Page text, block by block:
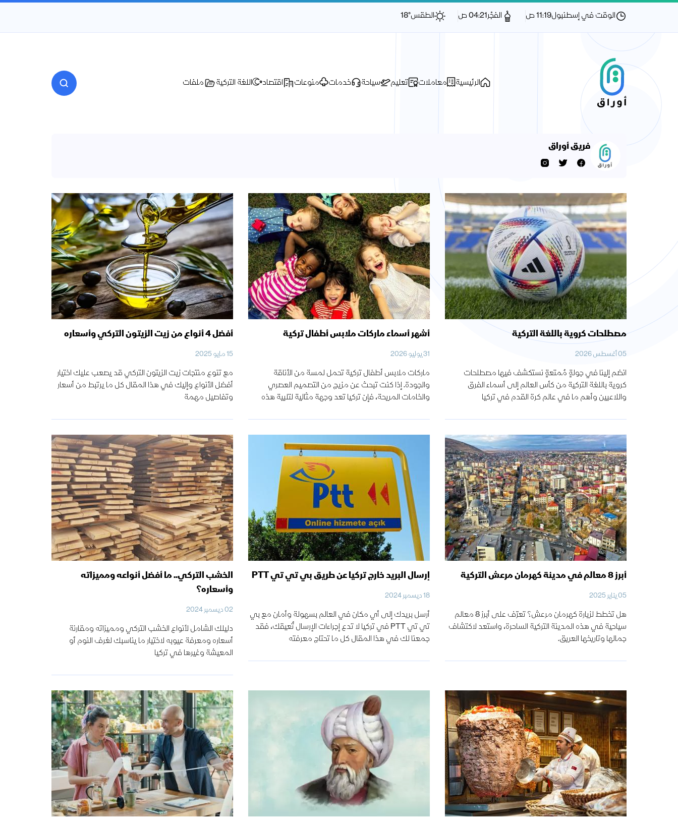
الوقت في إسطنبول11:19 ص الفجْر04:21 ص الطقس18°
الرئيسية معاملات تعليم سياحة خدمات منوعات اقتصاد اللغة التركية ملفات
فريق أوراق
مصطلحات كروية باللغة التركية
05 أغسطس 2026
انضم إلينا في جولةٍ مُمتعةٍ نستكشف فيها مصطلحات
كروية باللغة التركية من كأس العالم إلى أسماء الفرق
واللاعبين وأهم ما في عالم كرة القدم في تركيا
أشهر أسماء ماركات ملابس أطفال تركية
31 يوليو 2026
ماركات ملابس أطفال تركية تحمل لمسة من الأناقة
والجودة. إذا كنت تبحث عن مزيج من التصميم العصري
والخامات المريحة، فإن تركيا تعد وجهة مثالية لتلبية هذه
أفضل 4 أنواع من زيت الزيتون التركي وأسعاره
15 مايو 2025
مع تنوع منتجات زيت الزيتون التركي قد يصعب عليك اختيار
أفضل الأنواع وإليك في هذا المقال كل ما يرتبط من أسعار
وتفاصيل مهمة
أبرز 8 معالم في مدينة كهرمان مرعش التركية
05 يناير 2025
هل تخطط لزيارة كهرمان مرعش؟ تعرّف على أبرز 8 معالم
سياحية في هذه المدينة التركية الساحرة، واستعد لاكتشاف
جمالها وتاريخها العريق.
إرسال البريد خارج تركيا عن طريق بي تي تي PTT
18 ديسمبر 2024
أرسل بريدك إلى أي مكان في العالم بسهولة وأمان مع بي
تي تي PTT في تركيا لا تدع إجراءات الإرسال تُعيقك، فقد
جمعنا لك في هذا المقال كل ما تحتاج معرفته
الخشب التركي.. ما أفضل أنواعه ومميزاته
وأسعاره؟
02 ديسمبر 2024
دليلك الشامل لأنواع الخشب التركي ومميزاته ومقارنة
أسعاره ومعرفة عيوبه لاختيار ما يناسبك لغرف النوم أو
المعيشة وغيرها في تركيا